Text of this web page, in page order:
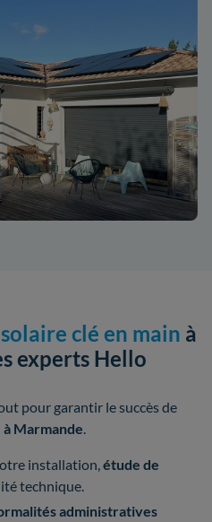
clé en main à
experts Hello
pour garantir le succès de
Marmande
installation, étude de
technique.
administratives